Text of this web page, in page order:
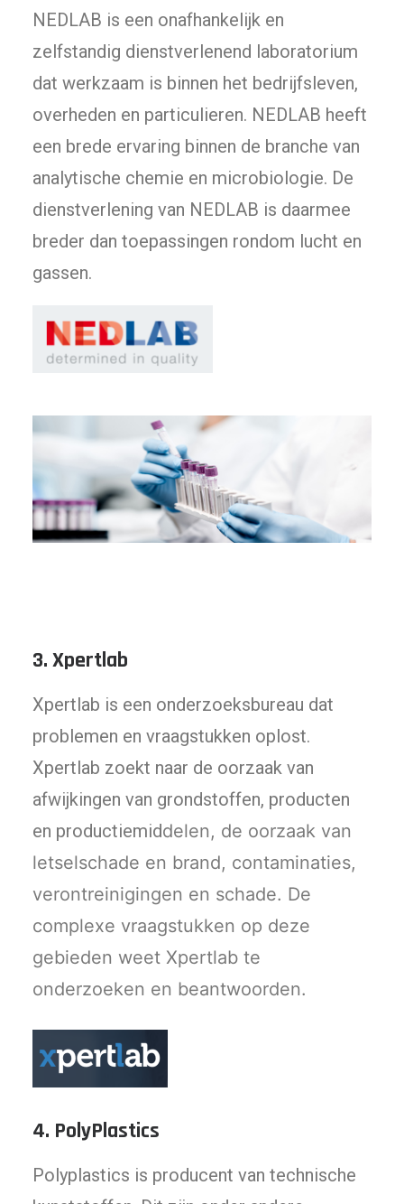
NEDLAB is een onafhankelijk en
zelfstandig dienstverlenend laboratorium
dat werkzaam is binnen het bedrijfsleven,
overheden en particulieren. NEDLAB heeft
een brede ervaring binnen de branche van
analytische chemie en microbiologie. De
dienstverlening van NEDLAB is daarmee
breder dan toepassingen rondom lucht en
gassen.
3. Xpertlab
Xpertlab is een onderzoeksbureau dat
problemen en vraagstukken oplost.
Xpertlab zoekt naar de oorzaak van
afwijkingen van grondstoffen, producten
en productiemiddelen, de oorzaak van
letselschade en brand, contaminaties,
verontreinigingen en schade. De
complexe vraagstukken op deze
gebieden weet Xpertlab te
onderzoeken en beantwoorden.
4. PolyPlastics
Polyplastics is producent van technische